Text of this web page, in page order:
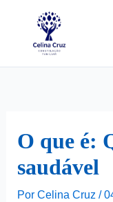
O que é:
saudável
Por Celina Cruz /